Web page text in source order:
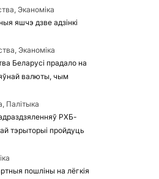
Эканоміка
яшчэ дзве адзінкі
Эканоміка
Беларусі прадало на
валюты, чым
Палітыка
РХБ-
тэрыторыі пройдуць
пошліны на лёгкія